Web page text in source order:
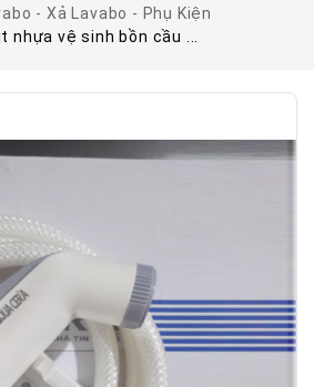
- Xả Lavabo - Phụ Kiện
nhựa vệ sinh bồn cầu ...